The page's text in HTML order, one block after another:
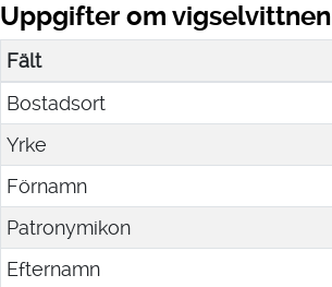
Uppgifter om vigselvittnen
Fält
Bostadsort
Yrke
Förnamn
Patronymikon
Efternamn